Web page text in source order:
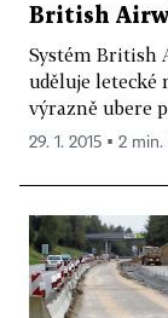
British
Systém British
uděluje letecké
výrazně ubere
29. 1. 2015 ▪ 2